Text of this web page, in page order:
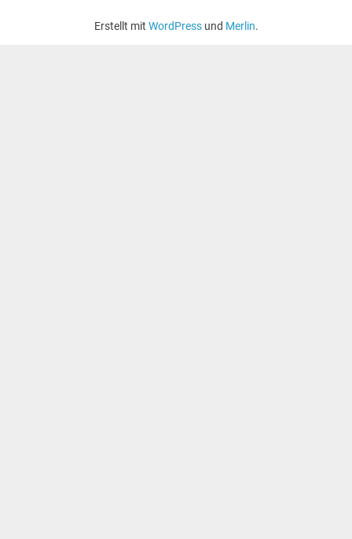
Erstellt mit WordPressund Merlin.